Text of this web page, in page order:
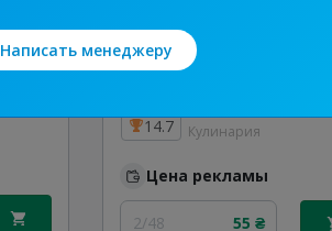
14.7 Кулинария
Цена рекламы
2/48 55 ₴
Написать менеджеру